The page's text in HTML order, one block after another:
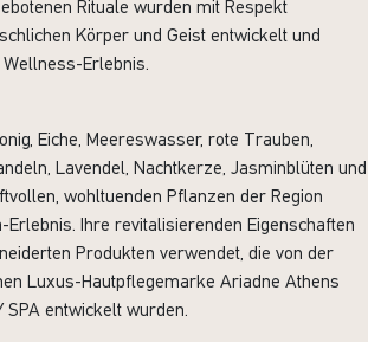
Rituale wurden mit Respekt
Körper und Geist entwickelt und
Erlebnis.
Eiche, Meereswasser, rote Trauben,
Lavendel, Nachtkerze, Jasminblüten und
wohltuenden Pflanzen der Region
Erlebnis. Ihre revitalisierenden Eigenschaften
Produkten verwendet, die von der
Luxus-Hautpflegemarke Ariadne Athens
SPA entwickelt wurden.